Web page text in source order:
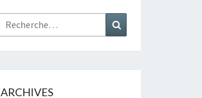
Rechercher :
ARCHIVES